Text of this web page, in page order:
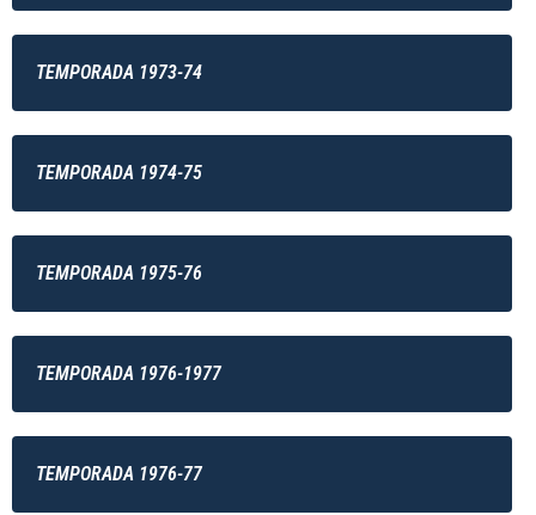
TEMPORADA 1973-74
TEMPORADA 1974-75
TEMPORADA 1975-76
TEMPORADA 1976-1977
TEMPORADA 1976-77